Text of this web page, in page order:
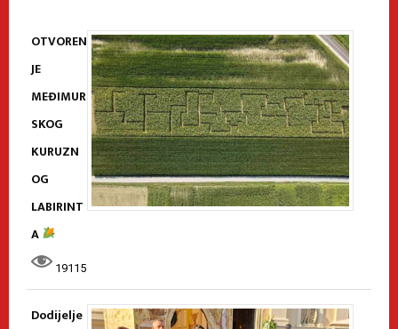
OTVOREN
JE
MEĐIMUR
SKOG
KURUZN
OG
LABIRINT
A
19115
Dodijelje